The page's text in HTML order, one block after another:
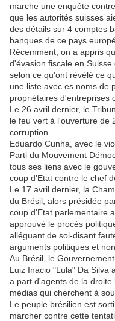
marche une enquête
que les autorités suisses
des détails sur 4 comptes
banques de ce pays
Récemment, on a appris
d'évasion fiscale en Suisse
selon ce qu'ont révélé ce
une liste avec es noms de
propriétaires d'entreprises
Le 26 avril dernier, le
le feu vert à l'ouverture de
corruption.
Eduardo Cunha, avec le
Parti du Mouvement
tous ses liens avec le
coup d'Etat contre le chef
Le 17 avril dernier, la
du Brésil, alors présidée
coup d'Etat parlementaire
approuvé le procès
alléguant de soi-disant
arguments politiques et
Au Brésil, le
Luiz Inacio "Lula" Da Silva
a part d'agents de la
médias qui cherchent à
Le peuple brésilien est
marcher contre cette